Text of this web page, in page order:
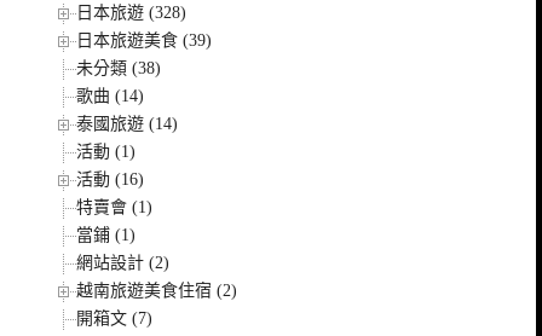
日本旅遊 (328)
日本旅遊美食 (39)
未分類 (38)
歌曲 (14)
泰國旅遊 (14)
活動 (1)
活動 (16)
特賣會 (1)
當鋪 (1)
網站設計 (2)
越南旅遊美食住宿 (2)
開箱文 (7)